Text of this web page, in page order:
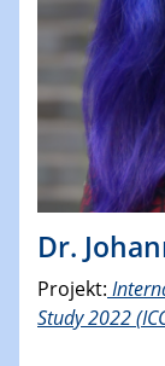
Dr.
Projekt:
Study 2022